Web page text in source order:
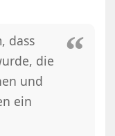
dass
die
und
ein